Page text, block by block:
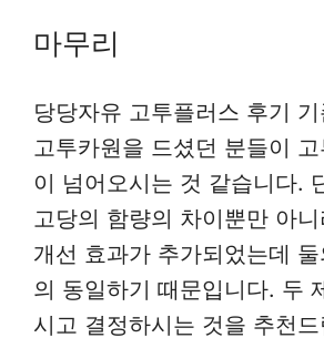
마무리
당당자유 고투플러스 후기
고투카원을 드셨던 분들이
이 넘어오시는 것 같습니다.
고당의 함량의 차이뿐만 아
개선 효과가 추가되었는데
의 동일하기 때문입니다. 두
시고 결정하시는 것을 추천